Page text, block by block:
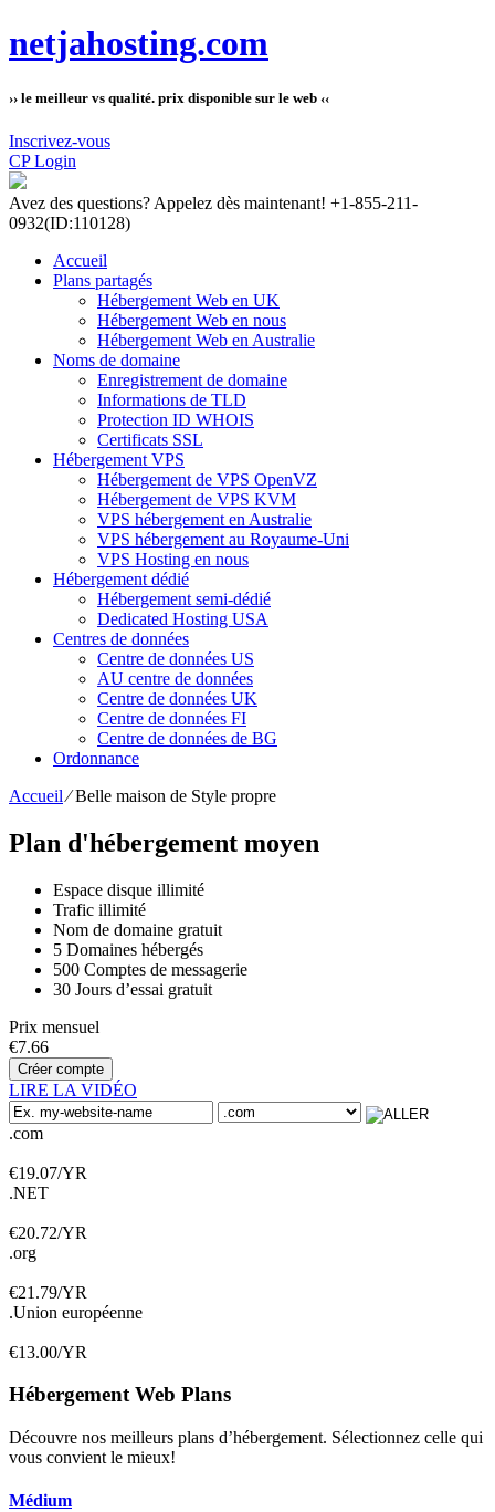
netjahosting.com
›› le meilleur vs qualité. prix disponible sur le web ‹‹
Inscrivez-vous
CP Login
Avez des questions? Appelez dès maintenant! +1-855-211-
0932(ID:110128)
Accueil
Plans partagés
Hébergement Web en UK
Hébergement Web en nous
Hébergement Web en Australie
Noms de domaine
Enregistrement de domaine
Informations de TLD
Protection ID WHOIS
Certificats SSL
Hébergement VPS
Hébergement de VPS OpenVZ
Hébergement de VPS KVM
VPS hébergement en Australie
VPS hébergement au Royaume-Uni
VPS Hosting en nous
Hébergement dédié
Hébergement semi-dédié
Dedicated Hosting USA
Centres de données
Centre de données US
AU centre de données
Centre de données UK
Centre de données FI
Centre de données de BG
Ordonnance
Accueil⁄Belle maison de Style propre
Plan d'hébergement moyen
Espace disque illimité
Trafic illimité
Nom de domaine gratuit
5 Domaines hébergés
500 Comptes de messagerie
30 Jours d’essai gratuit
Prix mensuel
€7.66
Créer compte
LIRE LA VIDÉO
.com
€19.07/YR
.NET
€20.72/YR
.org
€21.79/YR
.Union européenne
€13.00/YR
Hébergement Web Plans
Découvre nos meilleurs plans d’hébergement. Sélectionnez celle qui
vous convient le mieux!
Médium